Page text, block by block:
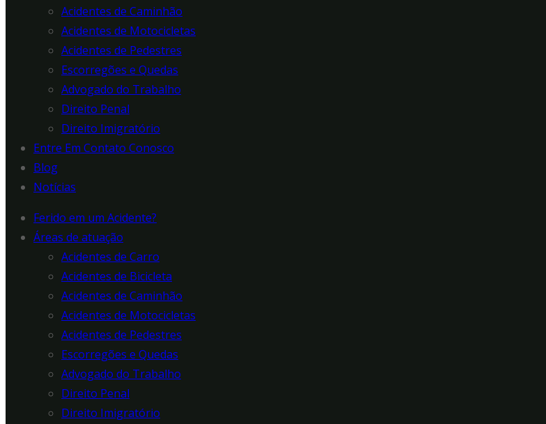
Acidentes de Caminhão
Acidentes de Motocicletas
Acidentes de Pedestres
Escorregões e Quedas
Advogado do Trabalho
Direito Penal
Direito Imigratório
Entre Em Contato Conosco
Blog
Notícias
Ferido em um Acidente?
Áreas de atuação
Acidentes de Carro
Acidentes de Bicicleta
Acidentes de Caminhão
Acidentes de Motocicletas
Acidentes de Pedestres
Escorregões e Quedas
Advogado do Trabalho
Direito Penal
Direito Imigratório